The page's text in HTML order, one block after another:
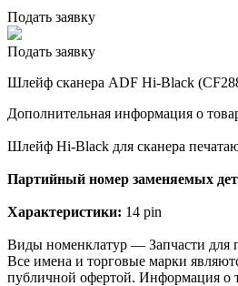
Подать заявку
Подать заявку
Шлейф сканера ADF Hi-Black
Дополнительная информация о
Шлейф Hi-Black для сканера
Партийный номер заменяемых
Характеристики: 14 pin
Виды номенклатур — Запчасти для
Все имена и торговые марки
публичной офертой. Информация о